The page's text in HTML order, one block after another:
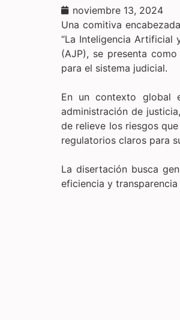
noviembre 13, 2024
Una comitiva
“La Inteligencia Artificial
(AJP), se presenta
para el sistema judicial.
En un contexto global
administración de
de relieve los riesgos
regulatorios claros para
La disertación busca
eficiencia y